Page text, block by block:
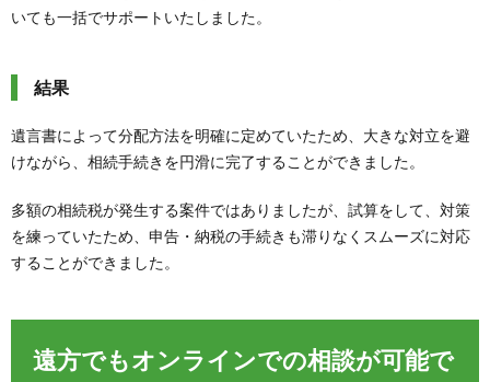
いても一括でサポートいたしました。
結果
遺言書によって分配方法を明確に定めていたため、大きな対立を避
けながら、相続手続きを円滑に完了することができました。
多額の相続税が発生する案件ではありましたが、試算をして、対策
を練っていたため、申告・納税の手続きも滞りなくスムーズに対応
することができました。
遠方でもオンラインでの相談が可能で